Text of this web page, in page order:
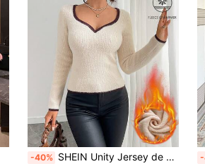
-40% SHEIN Unity Jersey de punto con cuello de corazón ajustado para mujer, jersey de punto de otoño/invierno -